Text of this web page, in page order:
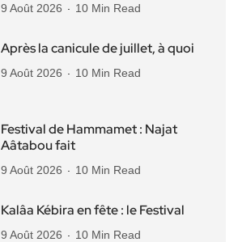
9 Août 2026 10 Min Read
Après la canicule de juillet, à quoi
9 Août 2026 10 Min Read
Festival de Hammamet : Najat
Aâtabou fait
9 Août 2026 10 Min Read
Kalâa Kébira en fête : le Festival
9 Août 2026 10 Min Read